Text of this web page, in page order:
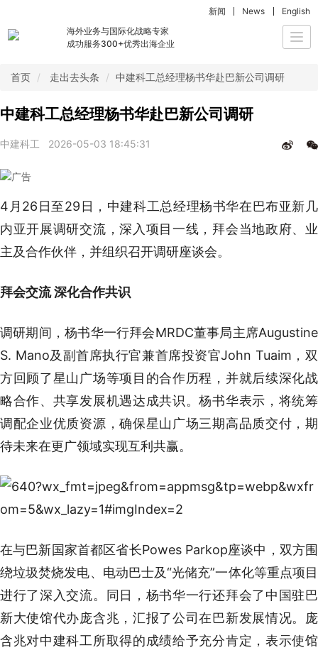
海外业务与国际化战略专家
成功服务300+优秀出海企业
新闻 News English
首页 走出去头条 中建科工总经理杨书华赴巴新公司调研
中建科工总经理杨书华赴巴新公司调研
中建科工 2026-05-03 18:45:31
4月26日至29日，中建科工总经理杨书华在巴布亚新几
内亚开展调研交流，深入项目一线，拜会当地政府、业
主及合作伙伴，并组织召开调研座谈会。
拜会交流 深化合作共识
调研期间，杨书华一行拜会MRDC董事局主席Augustine
S. Mano及副首席执行官兼首席投资官John Tuaim，双
方回顾了星山广场等项目的合作历程，并就后续深化战
略合作、共享发展机遇达成共识。杨书华表示，将统筹
调配企业优质资源，确保星山广场三期高品质交付，期
待未来在更广领域实现互利共赢。
在与巴新国家首都区省长Powes Parkop座谈中，双方围
绕垃圾焚烧发电、电动巴士及“光储充”一体化等重点项目
进行了深入交流。同日，杨书华一行还拜会了中国驻巴
新大使馆代办庞含兆，汇报了公司在巴新发展情况。庞
含兆对中建科工所取得的成绩给予充分肯定，表示使馆